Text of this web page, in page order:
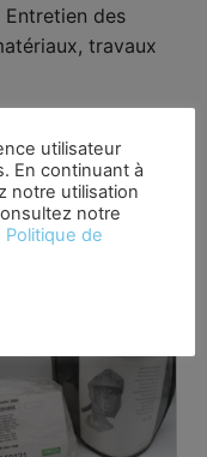
des
travaux
utilisateur
En continuant à
notre utilisation
notre
Politique de